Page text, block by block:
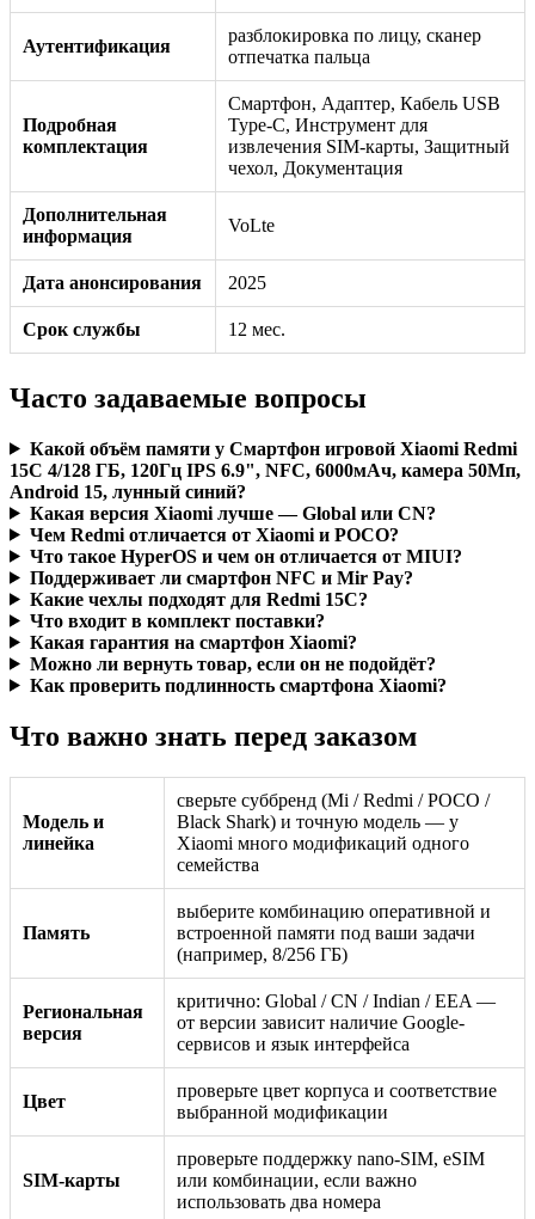
Аутентификация
разблокировка по лицу, сканер
отпечатка пальца
Подробная
комплектация
Смартфон, Адаптер, Кабель USB
Type-C, Инструмент для
извлечения SIM-карты, Защитный
чехол, Документация
Дополнительная
информация
VoLte
Дата анонсирования 2025
Срок службы 12 мес.
Часто задаваемые вопросы
Какой объём памяти у Смартфон игровой Xiaomi Redmi
15C 4/128 ГБ, 120Гц IPS 6.9", NFC, 6000мAч, камера 50Мп,
Android 15, лунный синий?
Какая версия Xiaomi лучше — Global или CN?
Чем Redmi отличается от Xiaomi и POCO?
Что такое HyperOS и чем он отличается от MIUI?
Поддерживает ли смартфон NFC и Mir Pay?
Какие чехлы подходят для Redmi 15C?
Что входит в комплект поставки?
Какая гарантия на смартфон Xiaomi?
Можно ли вернуть товар, если он не подойдёт?
Как проверить подлинность смартфона Xiaomi?
Что важно знать перед заказом
Модель и
линейка
сверьте суббренд (Mi / Redmi / POCO /
Black Shark) и точную модель — у
Xiaomi много модификаций одного
семейства
Память
выберите комбинацию оперативной и
встроенной памяти под ваши задачи
(например, 8/256 ГБ)
Региональная
версия
критично: Global / CN / Indian / EEA —
от версии зависит наличие Google-
сервисов и язык интерфейса
Цвет
проверьте цвет корпуса и соответствие
выбранной модификации
SIM-карты
проверьте поддержку nano-SIM, eSIM
или комбинации, если важно
использовать два номера